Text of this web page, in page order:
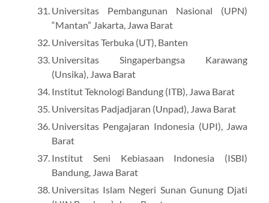
Universitas Pembangunan Nasional (UPN)
“Mantan” Jakarta, Jawa Barat
Universitas Terbuka (UT), Banten
Universitas Singaperbangsa Karawang
(Unsika), Jawa Barat
Institut Teknologi Bandung (ITB), Jawa Barat
Universitas Padjadjaran (Unpad), Jawa Barat
Universitas Pengajaran Indonesia (UPI), Jawa
Barat
Institut Seni Kebiasaan Indonesia (ISBI)
Bandung, Jawa Barat
Universitas Islam Negeri Sunan Gunung Djati